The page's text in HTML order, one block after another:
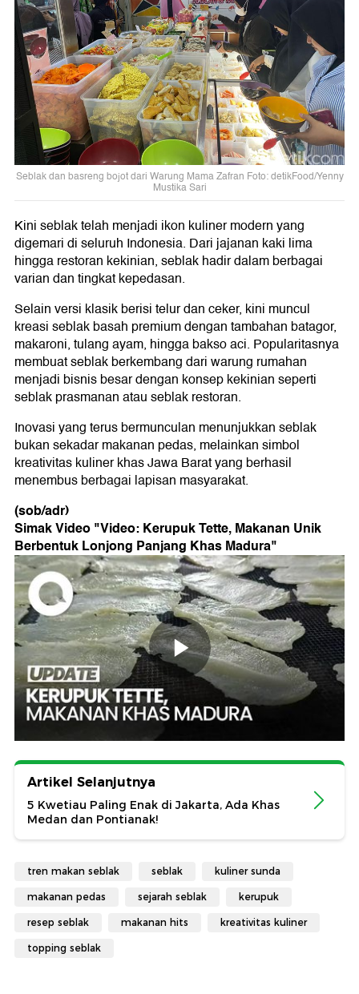
Seblak dan basreng bojot dari Warung Mama Zafran Foto: detikFood/Yenny
Mustika Sari
Kini seblak telah menjadi ikon kuliner modern yang
digemari di seluruh Indonesia. Dari jajanan kaki lima
hingga restoran kekinian, seblak hadir dalam berbagai
varian dan tingkat kepedasan.
Selain versi klasik berisi telur dan ceker, kini muncul
kreasi seblak basah premium dengan tambahan batagor,
makaroni, tulang ayam, hingga bakso aci. Popularitasnya
membuat seblak berkembang dari warung rumahan
menjadi bisnis besar dengan konsep kekinian seperti
seblak prasmanan atau seblak restoran.
Inovasi yang terus bermunculan menunjukkan seblak
bukan sekadar makanan pedas, melainkan simbol
kreativitas kuliner khas Jawa Barat yang berhasil
menembus berbagai lapisan masyarakat.
(sob/adr)
Simak Video "Video: Kerupuk Tette, Makanan Unik
Berbentuk Lonjong Panjang Khas Madura"
Artikel Selanjutnya
5 Kwetiau Paling Enak di Jakarta, Ada Khas
Medan dan Pontianak!
tren makan seblak seblak kuliner sunda
makanan pedas sejarah seblak kerupuk
resep seblak makanan hits kreativitas kuliner
topping seblak